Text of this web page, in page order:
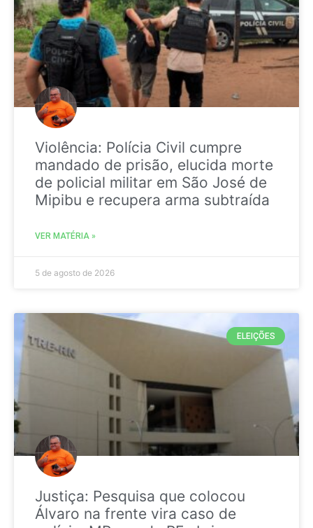
Violência: Polícia Civil cumpre
mandado de prisão, elucida morte
de policial militar em São José de
Mipibu e recupera arma subtraída
VER MATÉRIA »
5 de agosto de 2026
ELEIÇÕES
Justiça: Pesquisa que colocou
Álvaro na frente vira caso de